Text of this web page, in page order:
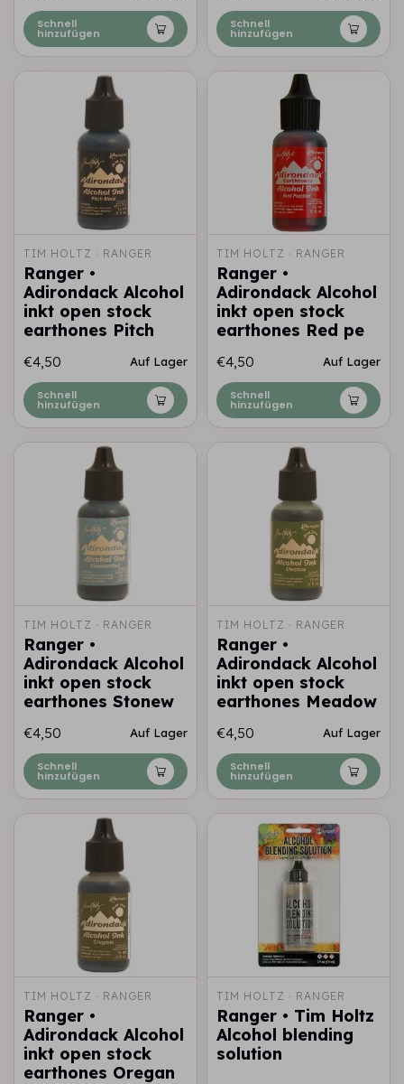
Schnell
hinzufügen
Schnell
hinzufügen
TIM HOLTZ · RANGER
Ranger •
Adirondack Alcohol
inkt open stock
earthones Pitch
€4,50 Auf Lager
Schnell
hinzufügen
TIM HOLTZ · RANGER
Ranger •
Adirondack Alcohol
inkt open stock
earthones Red pe
€4,50 Auf Lager
Schnell
hinzufügen
TIM HOLTZ · RANGER
Ranger •
Adirondack Alcohol
inkt open stock
earthones Stonew
€4,50 Auf Lager
Schnell
hinzufügen
TIM HOLTZ · RANGER
Ranger •
Adirondack Alcohol
inkt open stock
earthones Meadow
€4,50 Auf Lager
Schnell
hinzufügen
TIM HOLTZ · RANGER
Ranger •
Adirondack Alcohol
inkt open stock
earthones Oregan
TIM HOLTZ · RANGER
Ranger • Tim Holtz
Alcohol blending
solution